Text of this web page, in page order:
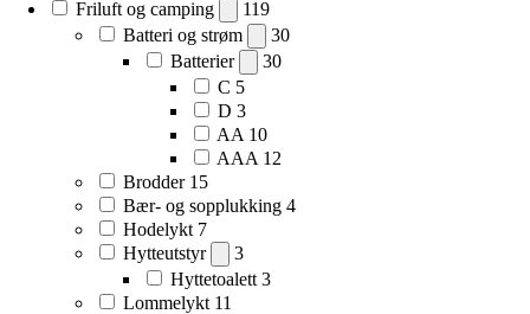
Friluft og camping
119
Batteri og strøm
30
Batterier
30
C 5
D 3
AA 10
AAA 12
Brodder 15
Bær- og sopplukking 4
Hodelykt 7
Hytteutstyr
3
Hyttetoalett 3
Lommelykt 11